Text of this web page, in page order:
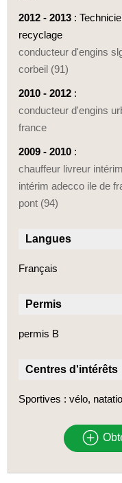
2012 - 2013 :
recyclage
conducteur d'engins
corbeil (91)
2010 - 2012 :
conducteur d'engins
france
2009 - 2010 :
chauffeur livreur
intérim adecco ile de
pont (94)
Langues
Français
Permis
permis B
Centres d'intérêts
Sportives : vélo,